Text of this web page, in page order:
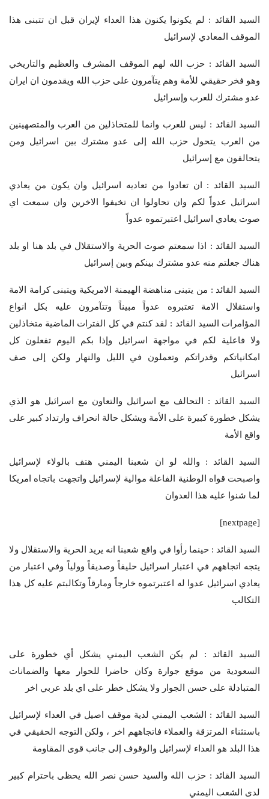
السيد القائد : لم يكونوا يكنون هذا العداء لإيران قبل ان تتبنى هذا
الموقف المعادي لإسرائيل
السيد القائد : حزب الله لهم الموقف المشرف والعظيم والتاريخي
وهو فخر حقيقي للأمة وهم يتآمرون على حزب الله ويقدمون ان ايران
عدو مشترك للعرب وإسرائيل
السيد القائد : ليس للعرب وانما للمتخاذلين من العرب والمتصهينين
من العرب يتحول حزب الله إلى عدو مشترك بين اسرائيل ومن
يتحالفون مع إسرائيل
السيد القائد : ان تعادوا من تعاديه اسرائيل وان يكون من يعادي
اسرائيل عدواً لكم وان تحاولوا ان تخيفوا الاخرين وان سمعت اي
صوت يعادي اسرائيل اعتبرتموه عدواً
السيد القائد : اذا سمعتم صوت الحرية والاستقلال في بلد هنا او بلد
هناك جعلتم منه عدو مشترك بينكم وبين إسرائيل
السيد القائد : من يتبنى مناهضة الهيمنة الامريكية ويتبنى كرامة الامة
واستقلال الامة تعتبروه عدواً مبيناً وتتآمرون عليه بكل انواع
المؤامرات السيد القائد : لقد كنتم في كل الفترات الماضية متخاذلين
ولا فاعلية لكم في مواجهة اسرائيل وإذا بكم اليوم تفعلون كل
امكانياتكم وقدراتكم وتعملون في الليل والنهار ولكن إلى صف
اسرائيل
السيد القائد : التحالف مع اسرائيل والتعاون مع اسرائيل هو الذي
يشكل خطورة كبيرة على الأمة ويشكل حالة انحراف وارتداد كبير على
واقع الأمة
السيد القائد : والله لو ان شعبنا اليمني هتف بالولاء لإسرائيل
واصبحت قواه الوطنية الفاعلة موالية لإسرائيل واتجهت باتجاه امريكا
لما شنوا عليه هذا العدوان
[nextpage]
السيد القائد : حينما رأوا في واقع شعبنا انه يريد الحرية والاستقلال ولا
يتجه اتجاههم في اعتبار اسرائيل حليفاً وصديقاً وولياً وفي اعتبار من
يعادي اسرائيل عدوا له اعتبرتموه خارجاً ومارقاً وتكالبتم عليه كل هذا
التكالب
السيد القائد : لم يكن الشعب اليمني يشكل أي خطورة على
السعودية من موقع جوارة وكان حاضرا للحوار معها والضمانات
المتبادلة على حسن الجوار ولا يشكل خطر على اي بلد عربي اخر
السيد القائد : الشعب اليمني لدية موقف اصيل في العداء لإسرائيل
باستثناء المرتزقة والعملاء فاتجاههم اخر ، ولكن التوجه الحقيقي في
هذا البلد هو العداء لإسرائيل والوقوف إلى جانب قوى المقاومة
السيد القائد : حزب الله والسيد حسن نصر الله يحظى باحترام كبير
لدى الشعب اليمني